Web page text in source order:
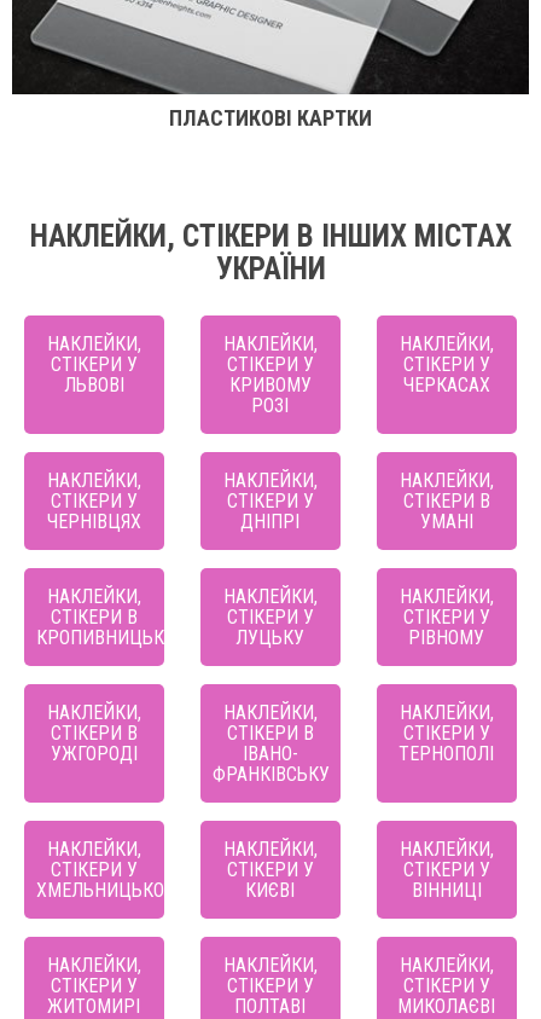
ПЛАСТИКОВІ КАРТКИ
НАКЛЕЙКИ, СТІКЕРИ В ІНШИХ МІСТАХ
УКРАЇНИ
НАКЛЕЙКИ,
СТІКЕРИ У
ЛЬВОВІ
НАКЛЕЙКИ,
СТІКЕРИ У
КРИВОМУ
РОЗІ
НАКЛЕЙКИ,
СТІКЕРИ У
ЧЕРКАСАХ
НАКЛЕЙКИ,
СТІКЕРИ У
ЧЕРНІВЦЯХ
НАКЛЕЙКИ,
СТІКЕРИ У
ДНІПРІ
НАКЛЕЙКИ,
СТІКЕРИ В
УМАНІ
НАКЛЕЙКИ,
СТІКЕРИ В
КРОПИВНИЦЬКОМУ
НАКЛЕЙКИ,
СТІКЕРИ У
ЛУЦЬКУ
НАКЛЕЙКИ,
СТІКЕРИ У
РІВНОМУ
НАКЛЕЙКИ,
СТІКЕРИ В
УЖГОРОДІ
НАКЛЕЙКИ,
СТІКЕРИ В
ІВАНО-
ФРАНКІВСЬКУ
НАКЛЕЙКИ,
СТІКЕРИ У
ТЕРНОПОЛІ
НАКЛЕЙКИ,
СТІКЕРИ У
ХМЕЛЬНИЦЬКОМУ
НАКЛЕЙКИ,
СТІКЕРИ У
КИЄВІ
НАКЛЕЙКИ,
СТІКЕРИ У
ВІННИЦІ
НАКЛЕЙКИ,
СТІКЕРИ У
ЖИТОМИРІ
НАКЛЕЙКИ,
СТІКЕРИ У
ПОЛТАВІ
НАКЛЕЙКИ,
СТІКЕРИ У
МИКОЛАЄВІ